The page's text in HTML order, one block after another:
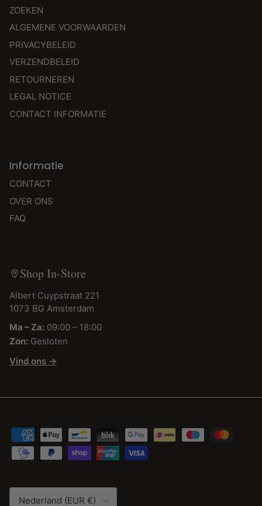
ZOEKEN
ALGEMENE VOORWAARDEN
PRIVACYBELEID
VERZENDBELEID
RETOURNEREN
LEGAL NOTICE
CONTACT INFORMATIE
Informatie
CONTACT
OVER ONS
FAQ
Shop In-Store
Albert Cuypstraat 221
1073 BG Amsterdam
Ma – Za: 09:00 – 18:00
Zon: Gesloten
Vind ons →
Land/Regio
Nederland (EUR €)